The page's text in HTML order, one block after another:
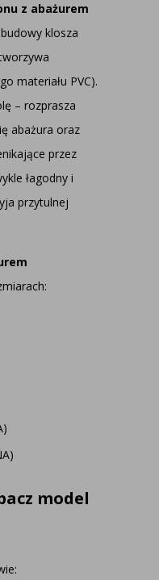
z abażurem
klosza
materiału PVC).
– rozprasza
abażura oraz
przez
łagodny i
przytulnej
model